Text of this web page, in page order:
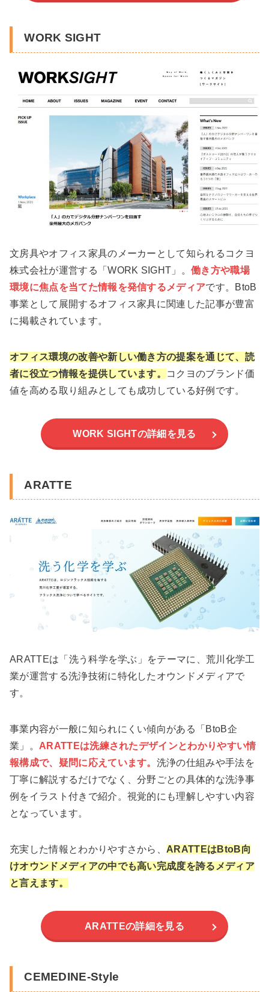
WORK SIGHT
文房具やオフィス家具のメーカーとして知られるコクヨ
株式会社が運営する「WORK SIGHT」。働き方や職場
環境に焦点を当てた情報を発信するメディアです。BtoB
事業として展開するオフィス家具に関連した記事が豊富
に掲載されています。
オフィス環境の改善や新しい働き方の提案を通じて、読
者に役立つ情報を提供しています。
コクヨのブランド価
値を高める取り組みとしても成功している好例です。
WORK SIGHTの詳細を見る
ARATTE
ARATTEは「洗う科学を学ぶ」をテーマに、荒川化学工
業が運営する洗浄技術に特化したオウンドメディアで
す。
事業内容が一般に知られにくい傾向がある「BtoB企
業」。 ARATTEは洗練されたデザインとわかりやすい情
報構成で、疑問に応えています。 洗浄の仕組みや手法を
丁寧に解説するだけでなく、分野ごとの具体的な洗浄事
例をイラスト付きで紹介。視覚的にも理解しやすい内容
となっています。
充実した情報とわかりやすさから、 ARATTEはBtoB向
けオウンドメディアの中でも高い完成度を誇るメディア
と言えます。
ARATTEの詳細を見る
CEMEDINE-Style